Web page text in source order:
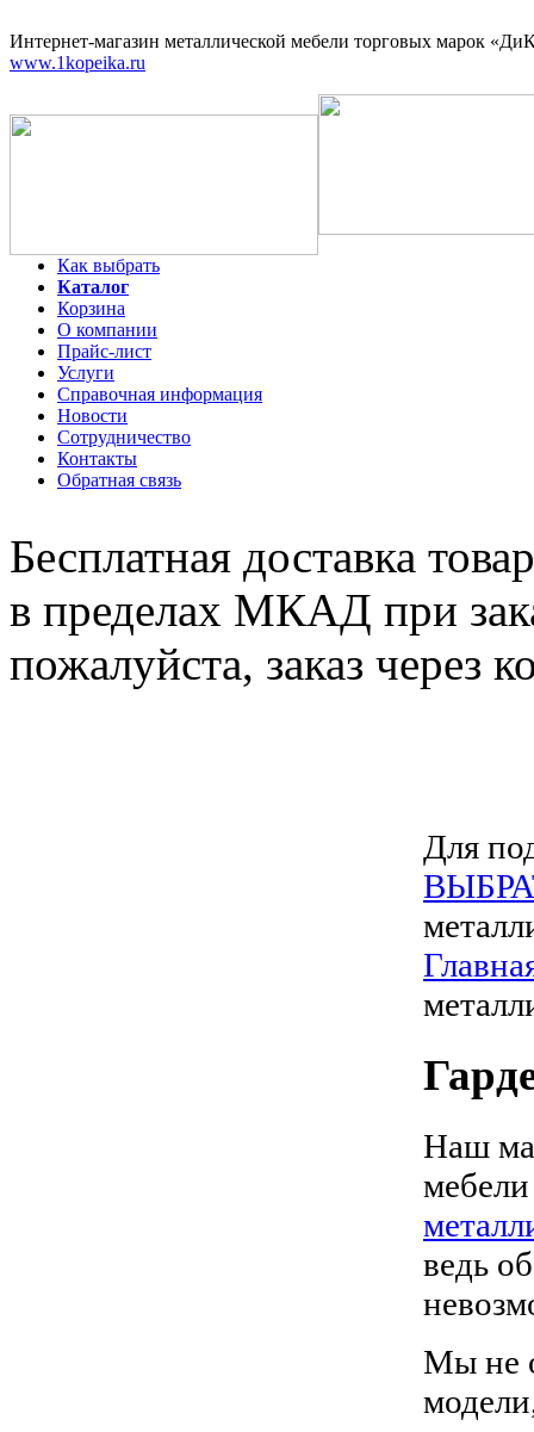
Интернет-магазин металлической мебели торговых марок
www.1kopeika.ru
Как выбрать
Каталог
Корзина
О компании
Прайс-лист
Услуги
Справочная информация
Новости
Сотрудничество
Контакты
Обратная связь
Бесплатная доставка
в пределах МКАД при
пожалуйста, заказ через
Для
Наш
ведь
Мы не